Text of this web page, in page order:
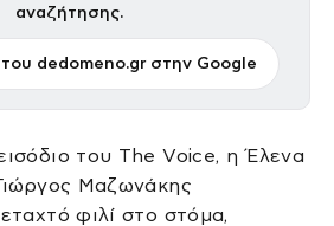
αναζήτησης.
dedomeno.gr στην Google
του The Voice, η Έλενα
Μαζωνάκης
φιλί στο στόμα,